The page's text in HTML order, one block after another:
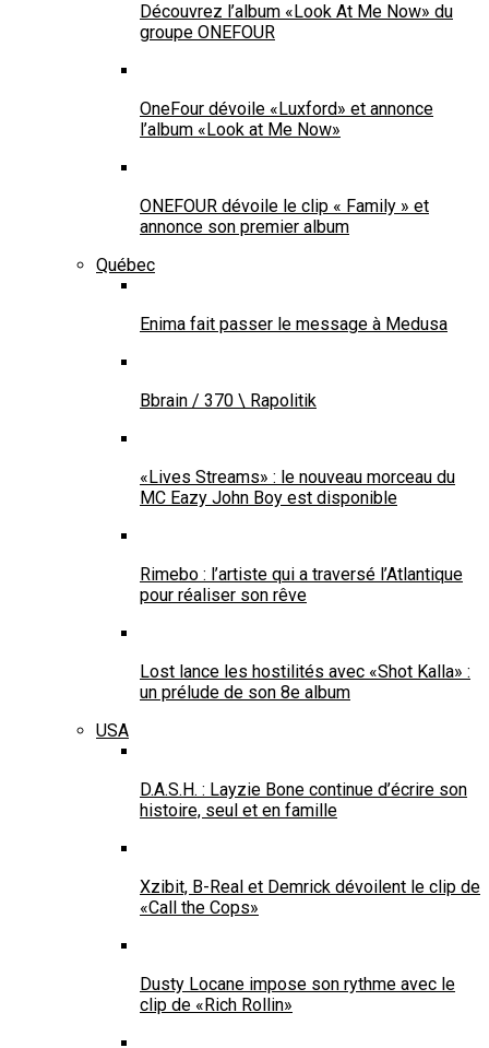
Découvrez l’album «Look At Me Now» du
groupe ONEFOUR
OneFour dévoile «Luxford» et annonce
l’album «Look at Me Now»
ONEFOUR dévoile le clip « Family » et
annonce son premier album
Québec
Enima fait passer le message à Medusa
Bbrain / 370 \ Rapolitik
«Lives Streams» : le nouveau morceau du
MC Eazy John Boy est disponible
Rimebo : l’artiste qui a traversé l’Atlantique
pour réaliser son rêve
Lost lance les hostilités avec «Shot Kalla» :
un prélude de son 8e album
USA
D.A.S.H. : Layzie Bone continue d’écrire son
histoire, seul et en famille
Xzibit, B-Real et Demrick dévoilent le clip de
«Call the Cops»
Dusty Locane impose son rythme avec le
clip de «Rich Rollin»